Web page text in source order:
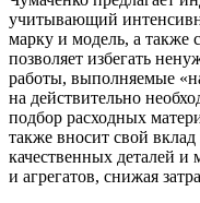
учитывающий
марку и модель, а также
позволяет избегать
работы, выполняемые
на действительно
подбор расходных
также вносит свой
качественных деталей и
и агрегатов, снижая